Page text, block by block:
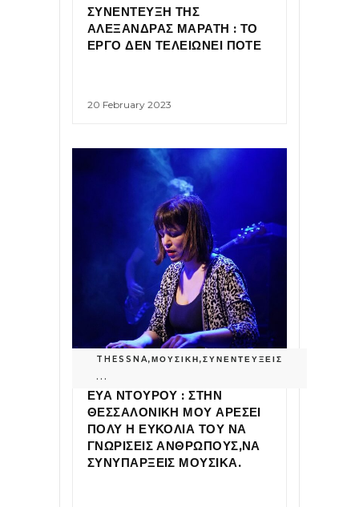
ΣΥΝΕΝΤΕΥΞΗ ΤΗΣ
ΑΛΕΞΑΝΔΡΑΣ ΜΑΡΑΤΗ : ΤΟ
ΕΡΓΟ ΔΕΝ ΤΕΛΕΙΩΝΕΙ ΠΟΤΕ
20 February 2023
THESSNA
...
,ΜΟΥΣΙΚΗ,ΣΥΝΕΝΤΕΥΞΕΙΣ
ΕΥΑ ΝΤΟΥΡΟΥ : ΣΤΗΝ
ΘΕΣΣΑΛΟΝΙΚΗ ΜΟΥ ΑΡΕΣΕΙ
ΠΟΛΥ Η ΕΥΚΟΛΙΑ ΤΟΥ ΝΑ
ΓΝΩΡΙΣΕΙΣ ΑΝΘΡΩΠΟΥΣ,ΝΑ
ΣΥΝΥΠΑΡΞΕΙΣ ΜΟΥΣΙΚΑ.